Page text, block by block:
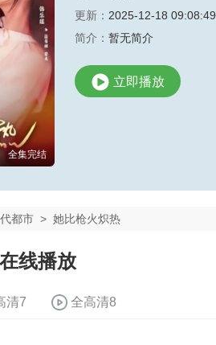
全集完结
更新： 2025-12-18 09:08:49
简介： 暂无简介
立即播放
都市 > 她比枪火炽热
线播放
清7 全高清8